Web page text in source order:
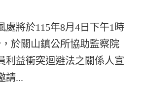
處將於115年8月4日下午1時
於關山鎮公所協助監察院
利益衝突迴避法之關係人宣
請...